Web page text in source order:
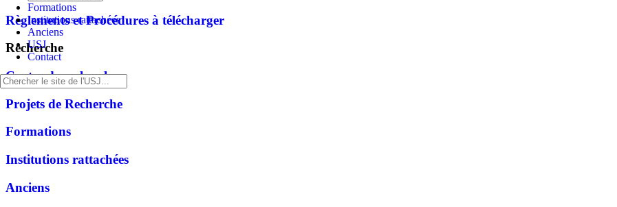
Formations
Institutions rattachées
Anciens
USJ
Contact
Règlements et Procédures à télécharger
Recherche
Centre de recherche
Projets de Recherche
Formations
Institutions rattachées
Anciens